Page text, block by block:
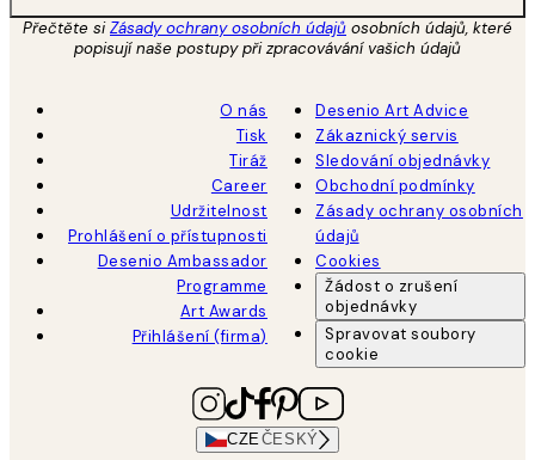
Přečtěte siZásady ochrany osobních údajů osobních údajů, které
popisují naše postupy při zpracovávání vašich údajů
O nás
Tisk
Tiráž
Career
Udržitelnost
Prohlášení o přístupnosti
Desenio Ambassador
Programme
Art Awards
Přihlášení (firma)
Desenio Art Advice
Zákaznický servis
Sledování objednávky
Obchodní podmínky
Zásady ochrany osobních
údajů
Cookies
Žádost o zrušení
objednávky
Spravovat soubory
cookie
CZEČESKÝ